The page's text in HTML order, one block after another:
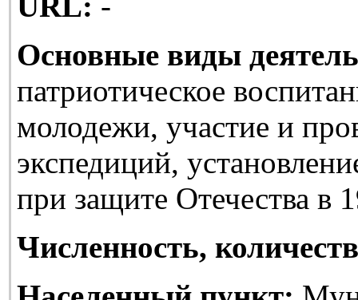
Основные виды
патриотическое
молодежи, участие и
экспедиций,
при защите Отечества в
Численность,